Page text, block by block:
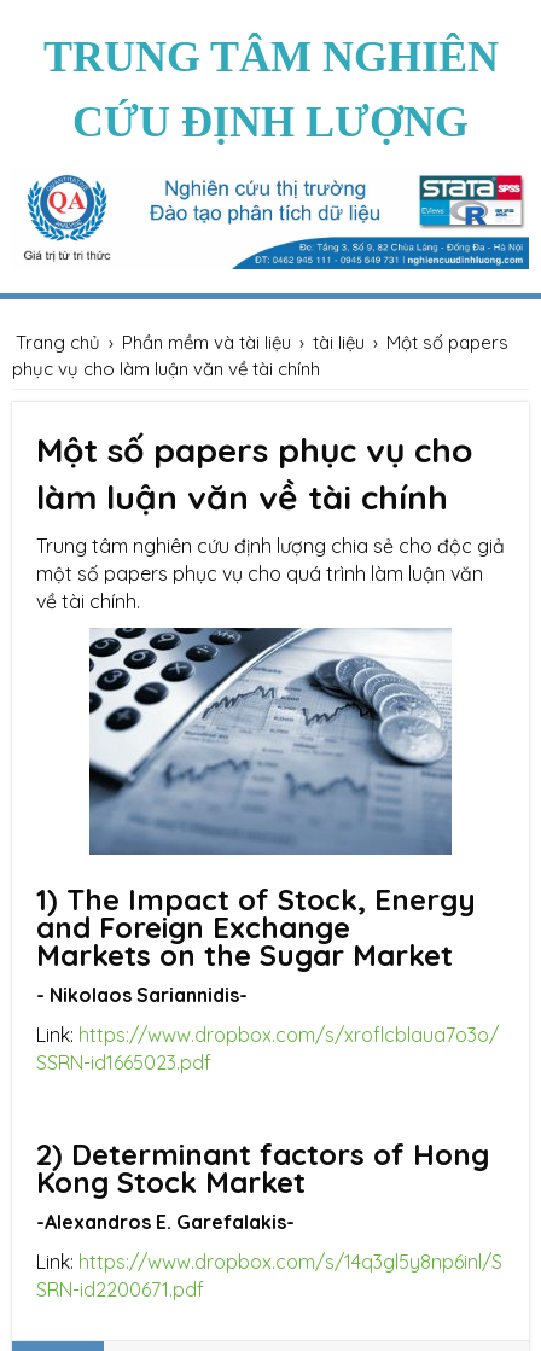
TRUNG TÂM NGHIÊN
CỨU ĐỊNH LƯỢNG
Trang chủ › Phần mềm và tài liệu › tài liệu › Một số papers
phục vụ cho làm luận văn về tài chính
Một số papers phục vụ cho
làm luận văn về tài chính
Trung tâm nghiên cứu định lượng chia sẻ cho độc giả
một số papers phục vụ cho quá trình làm luận văn
về tài chính.
1) The Impact of Stock, Energy
and Foreign Exchange
Markets on the Sugar Market
- Nikolaos Sariannidis-
Link: https://www.dropbox.com/s/xroflcblaua7o3o/
SSRN-id1665023.pdf
2) Determinant factors of Hong
Kong Stock Market
-Alexandros E. Garefalakis-
Link: https://www.dropbox.com/s/14q3gl5y8np6inl/S
SRN-id2200671.pdf